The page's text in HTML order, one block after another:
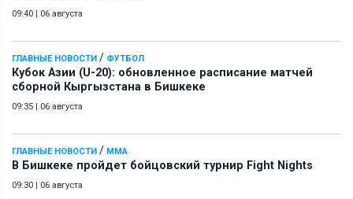
09:40 | 06 августа
ГЛАВНЫЕ НОВОСТИ / ФУТБОЛ
Кубок Азии (U-20): обновленное расписание матчей
сборной Кыргызстана в Бишкеке
09:35 | 06 августа
ГЛАВНЫЕ НОВОСТИ / ММА
В Бишкеке пройдет бойцовский турнир Fight Nights
09:30 | 06 августа